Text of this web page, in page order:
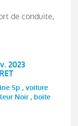
de conduite,
2023
5p , voiture
Noir , boite